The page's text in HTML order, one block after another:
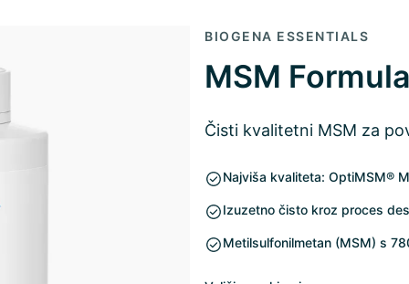
BIOGENA ESSENTIALS
MSM
Čisti kvalitetni MSM za
Najviša kvaliteta: OptiMSM®
Izuzetno čisto kroz proces
Metilsulfonilmetan (MSM) s